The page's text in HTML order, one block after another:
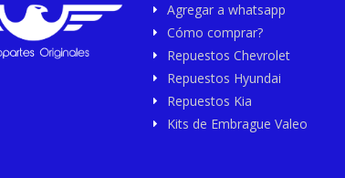
Agregar a whatsapp
Cómo comprar?
Repuestos Chevrolet
Repuestos Hyundai
Repuestos Kia
Kits de Embrague Valeo